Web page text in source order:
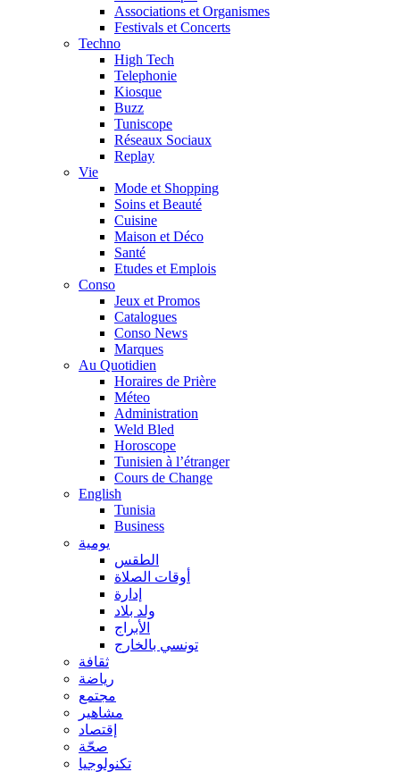
Associations et Organismes
Festivals et Concerts
Techno
High Tech
Telephonie
Kiosque
Buzz
Tuniscope
Réseaux Sociaux
Replay
Vie
Mode et Shopping
Soins et Beauté
Cuisine
Maison et Déco
Santé
Etudes et Emplois
Conso
Jeux et Promos
Catalogues
Conso News
Marques
Au Quotidien
Horaires de Prière
Méteo
Administration
Weld Bled
Horoscope
Tunisien à l’étranger
Cours de Change
English
Tunisia
Business
يومية
الطقس
أوقات الصلاة
إدارة
ولد بلاد
الأبراج
تونسي بالخارج
ثقافة
رياضة
مجتمع
مشاهير
إقتصاد
صحّة
تكنولوجيا